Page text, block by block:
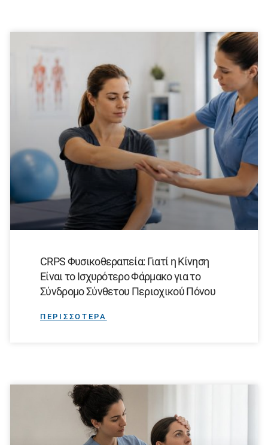
CRPS Φυσικοθεραπεία: Γιατί η Κίνηση
Είναι το Ισχυρότερο Φάρμακο για το
Σύνδρομο Σύνθετου Περιοχικού Πόνου
ΠΕΡΙΣΣΟΤΕΡΑ